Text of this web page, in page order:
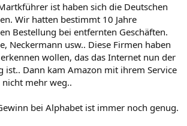
ist haben sich die Deutschen
Wir hatten bestimmt 10 Jahre
Bestellung bei entfernten Geschäften.
Neckermann usw.. Diese Firmen haben
wollen, das das Internet nun der
ist.. Dann kam Amazon mit ihrem Service
mehr weg..
bei Alphabet ist immer noch genug.